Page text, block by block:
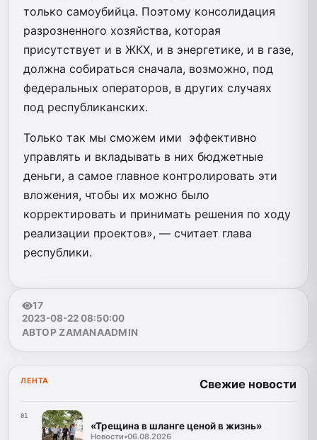
только самоубийца. Поэтому консолидация
разрозненного хозяйства, которая
присутствует и в ЖКХ, и в энергетике, и в газе,
должна собираться сначала, возможно, под
федеральных операторов, в других случаях
под республиканских.
Только так мы сможем ими эффективно
управлять и вкладывать в них бюджетные
деньги, а самое главное контролировать эти
вложения, чтобы их можно было
корректировать и принимать решения по ходу
реализации проектов», — считает глава
республики.
17
2023-08-22 08:50:00
АВТОР ZAMANAADMIN
ЛЕНТА Свежие новости
01
«Трещина в шланге ценой в жизнь»
Новости•06.08.2026